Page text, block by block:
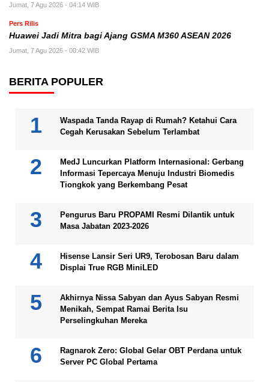
Jumat, 7 Agu 2026 - 04:14 WIB
Pers Rilis
Huawei Jadi Mitra bagi Ajang GSMA M360 ASEAN 2026
Jumat, 7 Agu 2026 - 00:42 WIB
BERITA POPULER
Waspada Tanda Rayap di Rumah? Ketahui Cara
Cegah Kerusakan Sebelum Terlambat
MedJ Luncurkan Platform Internasional: Gerbang
Informasi Tepercaya Menuju Industri Biomedis
Tiongkok yang Berkembang Pesat
Pengurus Baru PROPAMI Resmi Dilantik untuk
Masa Jabatan 2023-2026
Hisense Lansir Seri UR9, Terobosan Baru dalam
Displai True RGB MiniLED
Akhirnya Nissa Sabyan dan Ayus Sabyan Resmi
Menikah, Sempat Ramai Berita Isu
Perselingkuhan Mereka
Ragnarok Zero: Global Gelar OBT Perdana untuk
Server PC Global Pertama